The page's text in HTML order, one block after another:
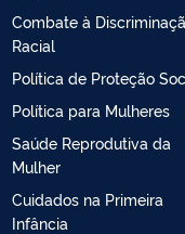
Combate à
Racial
Política de Proteção
Política para Mulheres
Saúde Reprodutiva da
Mulher
Cuidados na Primeira
Infância